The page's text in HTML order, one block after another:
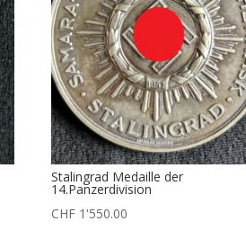
Stalingrad Medaille der
14.Panzerdivision
CHF 1'550.00